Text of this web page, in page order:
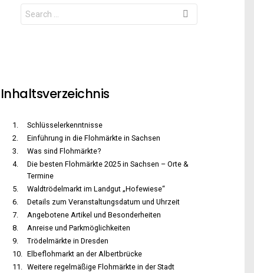
Search
for:
Inhaltsverzeichnis
Schlüsselerkenntnisse
Einführung in die Flohmärkte in Sachsen
Was sind Flohmärkte?
Die besten Flohmärkte 2025 in Sachsen – Orte &
Termine
Waldtrödelmarkt im Landgut „Hofewiese“
Details zum Veranstaltungsdatum und Uhrzeit
Angebotene Artikel und Besonderheiten
Anreise und Parkmöglichkeiten
Trödelmärkte in Dresden
Elbeflohmarkt an der Albertbrücke
Weitere regelmäßige Flohmärkte in der Stadt